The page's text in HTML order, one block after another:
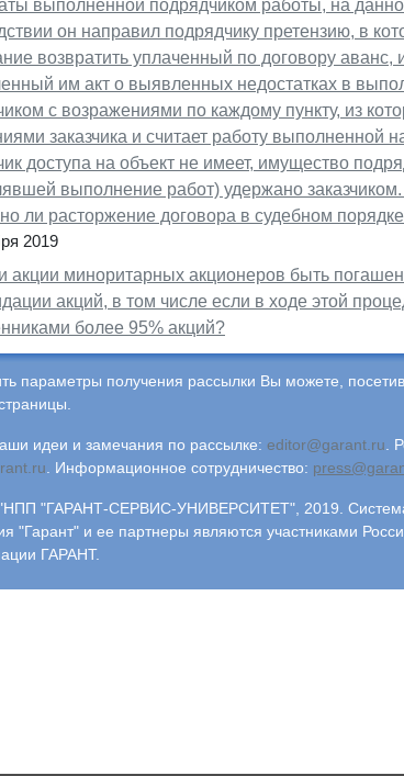
выполненной подрядчиком работы, на
он направил подрядчику претензию, в
возвратить уплаченный по договору
им акт о выявленных недостатках в
с возражениями по каждому пункту, из
заказчика и считает работу
доступа на объект не имеет, имущество
выполнение работ) удержано
ли расторжение договора в судебном
2019
акции миноритарных акционеров быть
акций, в том числе если в ходе этой
более 95% акций?
параметры получения рассылки Вы можете,
идеи и замечания по рассылке: editor@garant.ru
Информационное сотрудничество:
"ГАРАНТ-СЕРВИС-УНИВЕРСИТЕТ", 2019. Система
"Гарант" и ее партнеры являются участниками
ГАРАНТ.